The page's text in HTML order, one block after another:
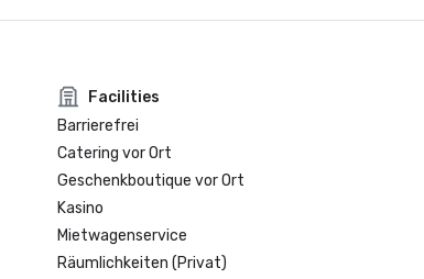
Facilities
Barrierefrei
Catering vor Ort
Geschenkboutique vor Ort
Kasino
Mietwagenservice
Räumlichkeiten (Privat)